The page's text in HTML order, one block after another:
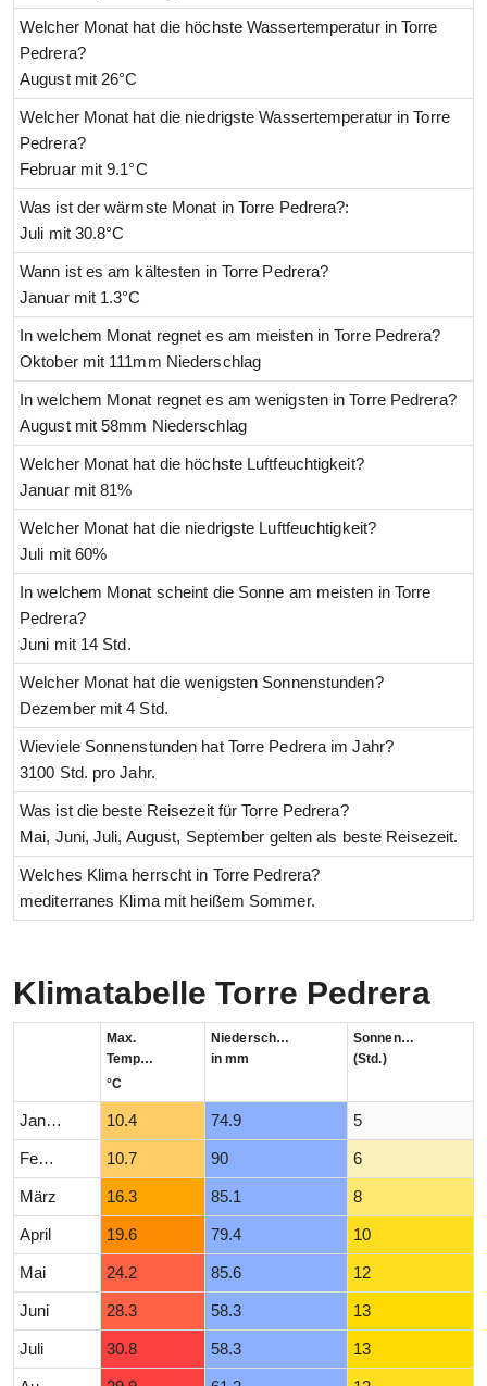
Welcher Monat hat die höchste Wassertemperatur in Torre
Pedrera?
August mit 26°C
Welcher Monat hat die niedrigste Wassertemperatur in Torre
Pedrera?
Februar mit 9.1°C
Was ist der wärmste Monat in Torre Pedrera?:
Juli mit 30.8°C
Wann ist es am kältesten in Torre Pedrera?
Januar mit 1.3°C
In welchem Monat regnet es am meisten in Torre Pedrera?
Oktober mit 111mm Niederschlag
In welchem Monat regnet es am wenigsten in Torre Pedrera?
August mit 58mm Niederschlag
Welcher Monat hat die höchste Luftfeuchtigkeit?
Januar mit 81%
Welcher Monat hat die niedrigste Luftfeuchtigkeit?
Juli mit 60%
In welchem Monat scheint die Sonne am meisten in Torre
Pedrera?
Juni mit 14 Std.
Welcher Monat hat die wenigsten Sonnenstunden?
Dezember mit 4 Std.
Wieviele Sonnenstunden hat Torre Pedrera im Jahr?
3100 Std. pro Jahr.
Was ist die beste Reisezeit für Torre Pedrera?
Mai, Juni, Juli, August, September gelten als beste Reisezeit.
Welches Klima herrscht in Torre Pedrera?
mediterranes Klima mit heißem Sommer.
Klimatabelle Torre Pedrera
Max.
Temperatur
°C
Niederschlag
in mm
Sonnenstunden
(Std.)
Januar 10.4 74.9 5
Februar 10.7 90 6
März 16.3 85.1 8
April 19.6 79.4 10
Mai 24.2 85.6 12
Juni 28.3 58.3 13
Juli 30.8 58.3 13